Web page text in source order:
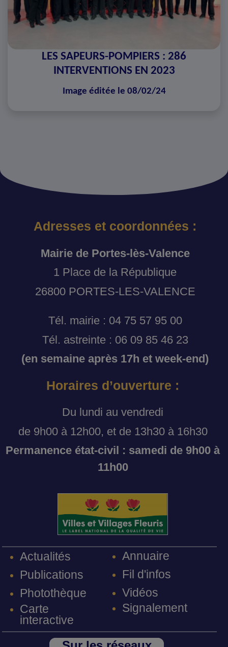
LES SAPEURS-POMPIERS : 286
INTERVENTIONS EN 2023
Image éditée le 08/02/24
Adresses et coordonnées :
Mairie de Portes-lès-Valence
1 Place de la République
26800 PORTES-LES-VALENCE
Tél. mairie : 04 75 57 95 00
Tél. astreinte : 06 09 85 46 23
(en semaine après 17h et week-end)
Horaires d’ouverture :
Du lundi au vendredi
de 9h00 à 12h00, et de 13h30 à 16h30
Permanence état-civil : samedi de 9h00 à
11h00
Actualités
Publications
Photothèque
Carte
interactive
Annuaire
Fil d'infos
Vidéos
Signalement